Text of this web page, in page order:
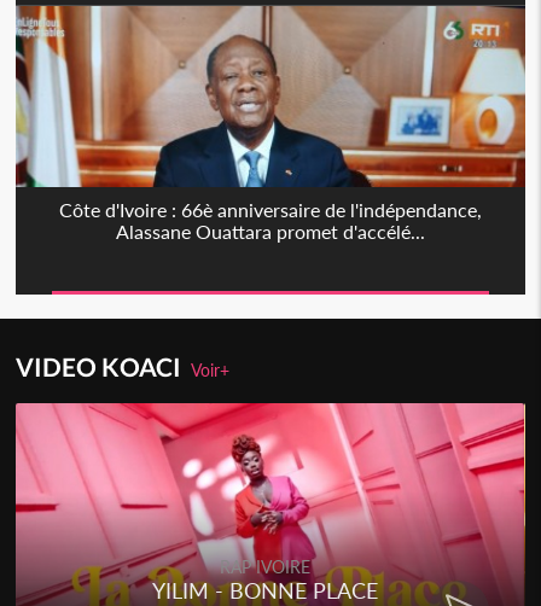
Côte d'Ivoire : 66è anniversaire de l'indépendance,
Alassane Ouattara promet d'accélé...
VIDEO KOACIVoir+
RAP IVOIRE
YILIM - BONNE PLACE